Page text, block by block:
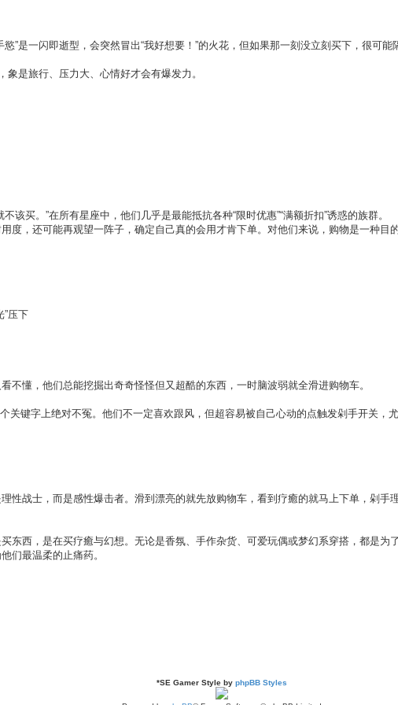
”是一闪即逝型，会突然冒出“我好想要！”的火花，但如果那一刻没立刻买下，很可能
象是旅行、压力大、心情好才会有爆发力。
该买。”在所有星座中，他们几乎是最能抵抗各种“限时优惠”“满额折扣”诱惑的族群。
度，还可能再观望一阵子，确定自己真的会用才肯下单。对他们来说，购物是一种目
”压下
不懂，他们总能挖掘出奇奇怪怪但又超酷的东西，一时脑波弱就全滑进购物车。
个关键字上绝对不冤。他们不一定喜欢跟风，但超容易被自己心动的点触发剁手开关，
性战士，而是感性爆击者。滑到漂亮的就先放购物车，看到疗癒的就马上下单，剁手
东西，是在买疗癒与幻想。无论是香氛、手作杂货、可爱玩偶或梦幻系穿搭，都是为
们最温柔的止痛药。
*SE Gamer Style by phpBB Styles